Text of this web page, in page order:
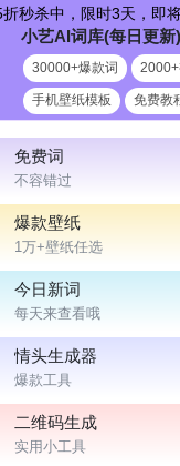
免费词
不容错过
爆款壁纸
1万+壁纸任选
今日新词
每天来查看哦
情头生成器
爆款工具
二维码生成
实用小工具
，限时3天，即将恢复
小艺AI词库(每日更新)
30000+爆款词
手机壁纸模板 免费教